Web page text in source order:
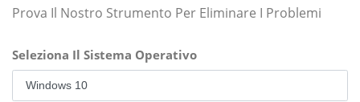
Prova Il Nostro Strumento Per Eliminare I Problemi
Seleziona Il Sistema Operativo